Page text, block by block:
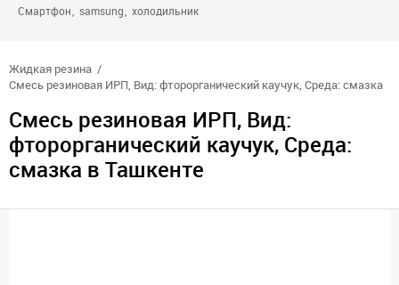
Смартфон samsung холодильник
Жидкая резина
Смесь резиновая ИРП, Вид: фторорганический каучук, Среда: смазка
Смесь резиновая ИРП, Вид:
фторорганический каучук, Среда:
смазка в Ташкенте